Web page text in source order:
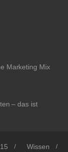
Marketing Mix
– das ist
Wissen